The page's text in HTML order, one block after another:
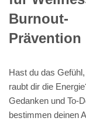
Burnout-
Prävention
Hast du das
raubt dir die
Gedanken und To-
bestimmen deinen